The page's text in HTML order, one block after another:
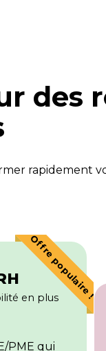
des
rapidement
en plus
PME qui
Offre populaire !